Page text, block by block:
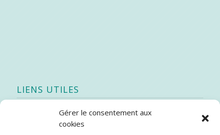
Gérer le consentement aux
cookies
LIENS UTILES
Quoi de neuf